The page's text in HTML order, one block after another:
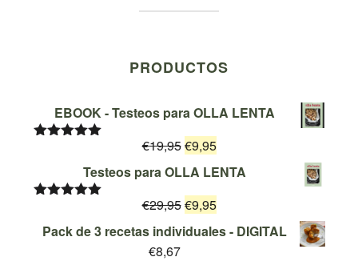
PRODUCTOS
EBOOK - Testeos para OLLA LENTA
€19,95El
precio
era:
€19,95.
€9,95El
precio
es:
€9,95.
Testeos para OLLA LENTA
5
€29,95El
precio
€9,95El
precio
Pack de 3 recetas individuales - DIGITAL
€8,67